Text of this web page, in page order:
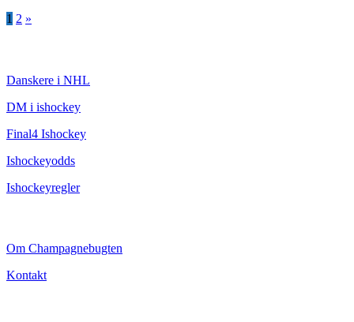
Indlægsinddeling
1 2 »
Danskere i NHL
DM i ishockey
Final4 Ishockey
Ishockeyodds
Ishockeyregler
Om Champagnebugten
Kontakt